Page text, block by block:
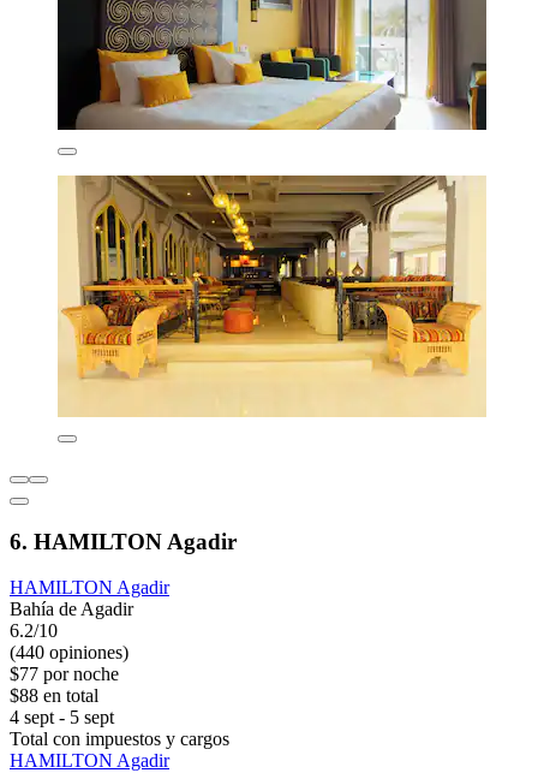
6. HAMILTON Agadir
HAMILTON Agadir
Bahía de Agadir
6.2/10
(440 opiniones)
$77 por noche
$88 en total
4 sept - 5 sept
Total con impuestos y cargos
HAMILTON Agadir